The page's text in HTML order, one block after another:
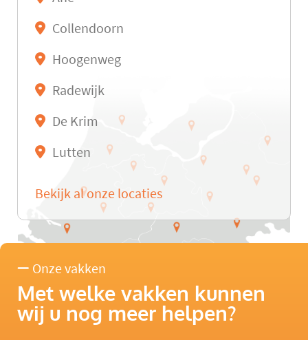
Collendoorn
Hoogenweg
Radewijk
De Krim
Lutten
Bekijk al onze locaties
Onze vakken
Met welke vakken kunnen
wij u nog meer helpen?